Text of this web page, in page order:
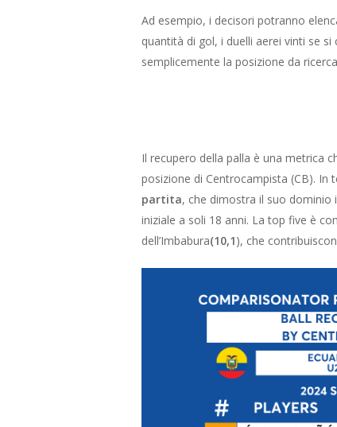
Ad esempio, i decisori potranno
quantità di gol, i duelli aerei vinti se
semplicemente la posizione da
Il recupero della palla è una metrica
posizione di Centrocampista (CB). In
partita, che dimostra il suo dominio
iniziale a soli 18 anni. La top five è
dell’Imbabura(10,1), che